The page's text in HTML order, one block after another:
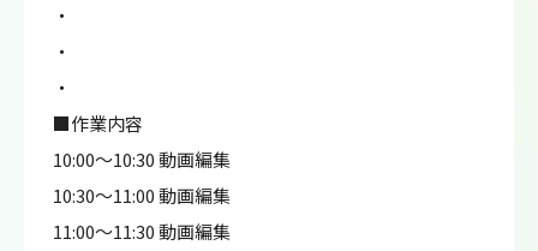
・
・
・
■作業内容
10:00～10:30 動画編集
10:30～11:00 動画編集
11:00～11:30 動画編集